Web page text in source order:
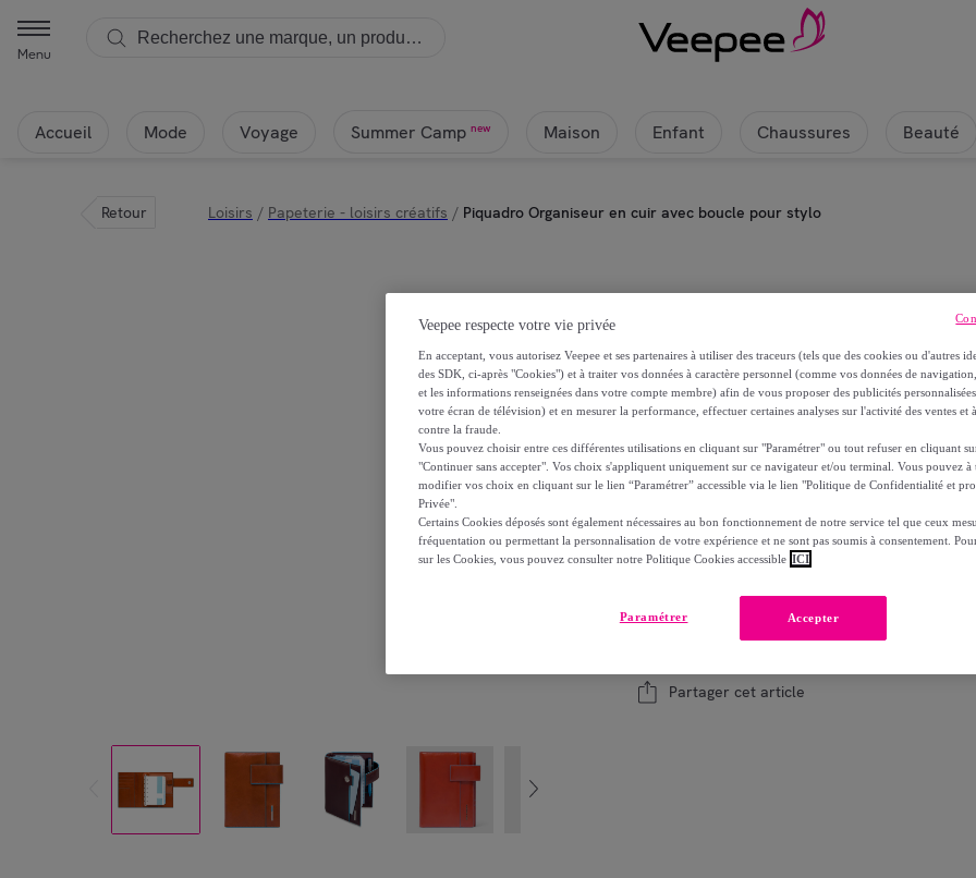
Menu
Accueil Mode Voyage Summer Camp new Maison Enfant Chaussures Beauté
Retour Loisirs / Papeterie - loisirs créatifs / Piquadro Organiseur en cuir avec boucle pour stylo
Piquadro Organiseur en cuir
210,00 €
Modèle : TU
Piquadro
Partager cet article
Veepee respecte votre vie privée
En acceptant, vous autorisez Veepee et ses partenaires à utiliser des traceurs (tels que des cookies ou d'autres
des SDK, ci-après "Cookies") et à traiter vos données à caractère personnel (comme vos données de
et les informations renseignées dans votre compte membre) afin de vous proposer des publicités
votre écran de télévision) et en mesurer la performance, effectuer certaines analyses sur l'activité des ventes et
contre la fraude.
Vous pouvez choisir entre ces différentes utilisations en cliquant sur "Paramétrer" ou tout refuser en cliquant
"Continuer sans accepter". Vos choix s'appliquent uniquement sur ce navigateur et/ou terminal. Vous pouvez
modifier vos choix en cliquant sur le lien “Paramétrer” accessible via le lien "Politique de Confidentialité et
Privée".
Certains Cookies déposés sont également nécessaires au bon fonctionnement de notre service tel que ceux
fréquentation ou permettant la personnalisation de votre expérience et ne sont pas soumis à consentement.
sur les Cookies, vous pouvez consulter notre Politique Cookies accessible ICI
Accepter
Paramétrer